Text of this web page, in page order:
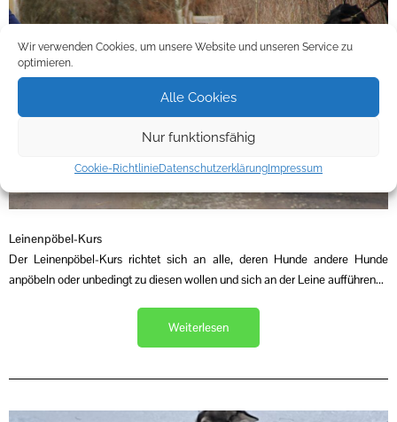
Wir verwenden Cookies, um unsere Website und unseren Service zu
optimieren.
Alle Cookies
Nur funktionsfähig
Cookie-RichtlinieDatenschutzerklärung Impressum
Leinenpöbel-Kurs
Der Leinenpöbel-Kurs richtet sich an alle, deren Hunde andere Hunde
anpöbeln oder unbedingt zu diesen wollen und sich an der Leine aufführen...
Weiterlesen